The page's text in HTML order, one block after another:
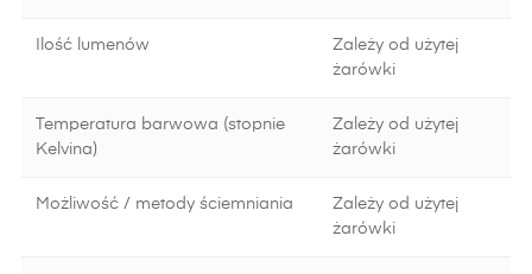
Ilość lumenów
Zależy od użytej
żarówki
Temperatura barwowa (stopnie
Kelvina)
Zależy od użytej
żarówki
Możliwość / metody ściemniania
Zależy od użytej
żarówki